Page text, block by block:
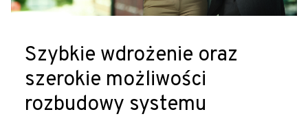
Szybkie wdrożenie oraz
szerokie możliwości
rozbudowy systemu